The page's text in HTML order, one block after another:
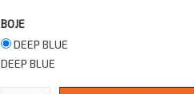
BOJE
DEEP BLUE
DEEP BLUE